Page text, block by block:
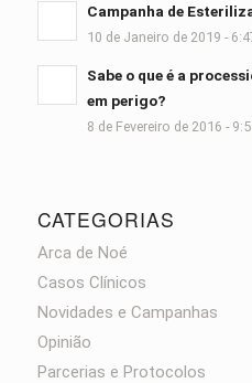
Campanha de
10 de Janeiro de 2019 -
Sabe o que é a
em perigo?
8 de Fevereiro de 2016 -
CATEGORIAS
Arca de Noé
Casos Clínicos
Novidades e Campanhas
Opinião
Parcerias e Protocolos